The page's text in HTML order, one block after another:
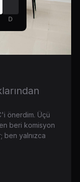
D
önerdim. Üçü
beri komisyon
ben yalnızca